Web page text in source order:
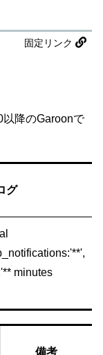
固定リンク
降のGaroonで
グ
minutes
備考